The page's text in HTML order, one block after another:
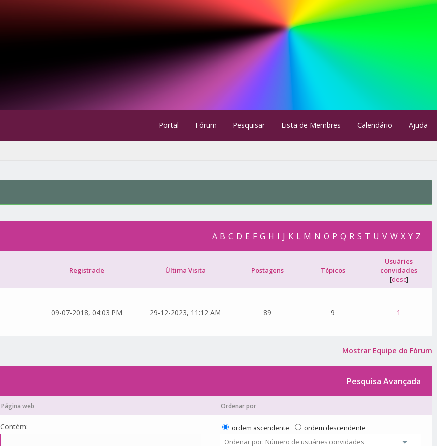
Portal Fórum Pesquisar Lista de Membres Calendário Ajuda
A B C D E F G H I J K L M N O P Q R S T U V W X Y Z
Registrade Última Visita Postagens Tópicos
Usuáries
convidades
[desc]
09-07-2018, 04:03 PM 29-12-2023, 11:12 AM 89 9 1
Mostrar Equipe do Fórum
Pesquisa Avançada
Página web Ordenar por
Contém: ordem ascendente ordem descendente